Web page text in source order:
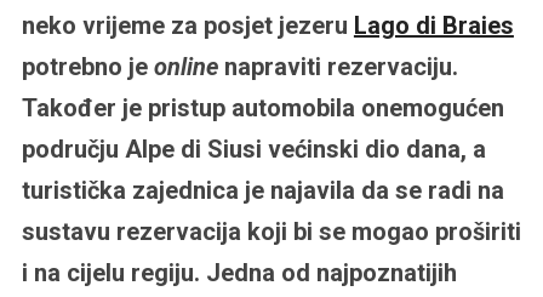
neko vrijeme za posjet jezeru Lago di Braies
potrebno je onlinenapraviti rezervaciju.
Također je pristup automobila onemogućen
području Alpe di Siusi većinski dio dana, a
turistička zajednica je najavila da se radi na
sustavu rezervacija koji bi se mogao proširiti
i na cijelu regiju. Jedna od najpoznatijih